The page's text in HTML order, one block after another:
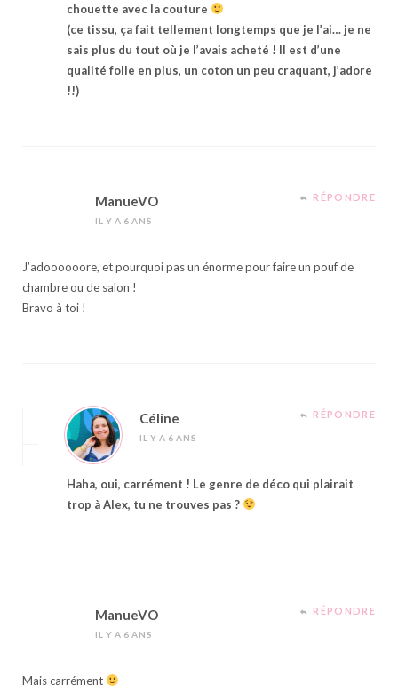
chouette avec la couture
(ce tissu, ça fait tellement longtemps que je l’ai… je ne
sais plus du tout où je l’avais acheté ! Il est d’une
qualité folle en plus, un coton un peu craquant, j’adore
!!)
ManueVO
IL Y A 6 ANS
RÉPONDRE
J’adoooooore, et pourquoi pas un énorme pour faire un pouf de
chambre ou de salon !
Bravo à toi !
Céline
IL Y A 6 ANS
RÉPONDRE
Haha, oui, carrément ! Le genre de déco qui plairait
trop à Alex, tu ne trouves pas ?
ManueVO
IL Y A 6 ANS
RÉPONDRE
Mais carrément